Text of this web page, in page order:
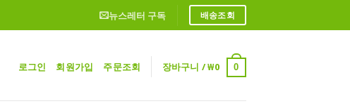
뉴스레터 구독 배송조회
로그인 회원가입 주문조회 장바구니 /₩0 0